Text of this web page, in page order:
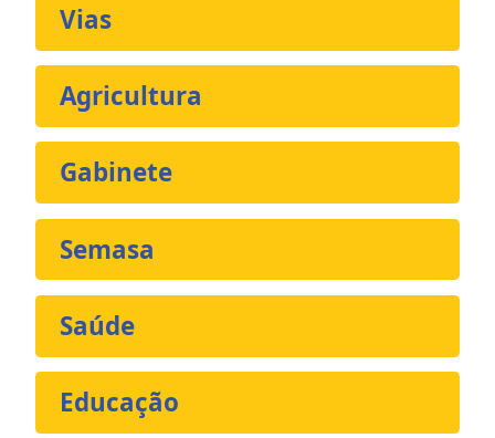
Vias
Agricultura
Gabinete
Semasa
Saúde
Educação